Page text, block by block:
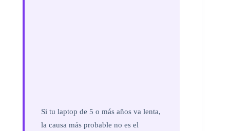
Si tu laptop de 5 o más años va lenta,
la causa más probable no es el